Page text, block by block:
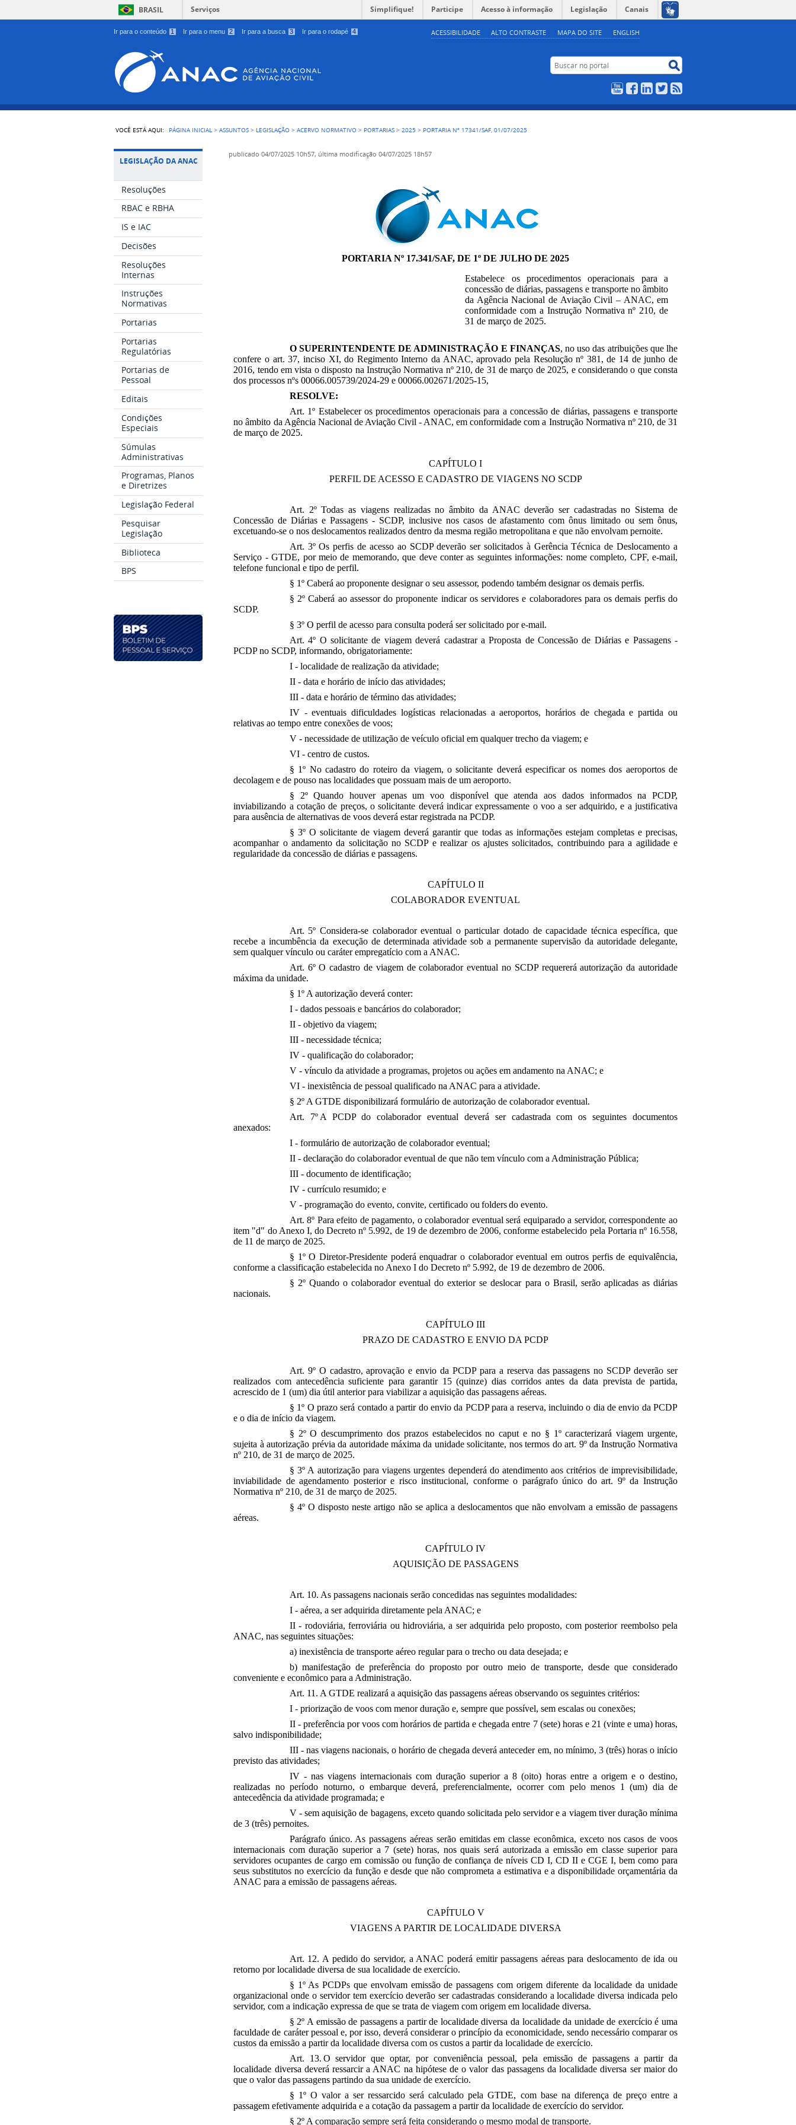
Ir para o conteúdo 1 Ir para o menu 2 Ir para a busca 3 Ir para o rodapé 4 ACESSIBILIDADE ALTO CONTRASTE MAPA DO SITE ENGLISH
BRASIL Serviços Simplifique! Participe Acesso à informação Legislação Canais
Buscar no portal
YouTubeFacebookLinkedIn
Twitter
VOCÊ ESTÁ AQUI: PÁGINA INICIAL >ASSUNTOS > LEGISLAÇÃO >ACERVO NORMATIVO > PORTARIAS >2025 > PORTARIA Nº 17341/SAF, 01/07/2025
LEGISLAÇÃO DA ANAC
Resoluções
RBAC e RBHA
IS e IAC
Decisões
Resoluções
Internas
Instruções
Normativas
Portarias
Portarias
Regulatórias
Portarias de
Pessoal
Editais
Condições
Especiais
Súmulas
Administrativas
Programas, Planos
e Diretrizes
Legislação Federal
Pesquisar
Legislação
Biblioteca
BPS
publicado 04/07/2025 10h57, última modificação 04/07/2025 18h57
PORTARIA Nº 17.341/SAF, DE 1º DE JULHO DE 2025
Estabelece os procedimentos operacionais para a
concessão de diárias, passagens e transporte no âmbito
da Agência Nacional de Aviação Civil – ANAC, em
conformidade com a Instrução Normativa nº 210, de
31 de março de 2025.
O SUPERINTENDENTE DE ADMINISTRAÇÃO E FINANÇAS, no uso das atribuições que lhe
confere o art. 37, inciso XI, do Regimento Interno da ANAC, aprovado pela Resolução nº 381, de 14 de junho de
2016, tendo em vista o disposto na Instrução Normativa nº 210, de 31 de março de 2025, e considerando o que consta
dos processos nºs 00066.005739/2024-29 e 00066.002671/2025-15,
RESOLVE:
Art. 1º Estabelecer os procedimentos operacionais para a concessão de diárias, passagens e transporte
no âmbito da Agência Nacional de Aviação Civil - ANAC, em conformidade com a Instrução Normativa nº 210, de 31
de março de 2025.
CAPÍTULO I
PERFIL DE ACESSO E CADASTRO DE VIAGENS NO SCDP
Art. 2º Todas as viagens realizadas no âmbito da ANAC deverão ser cadastradas no Sistema de
Concessão de Diárias e Passagens - SCDP, inclusive nos casos de afastamento com ônus limitado ou sem ônus,
excetuando-se o nos deslocamentos realizados dentro da mesma região metropolitana e que não envolvam pernoite.
Art. 3º Os perfis de acesso ao SCDP deverão ser solicitados à Gerência Técnica de Deslocamento a
Serviço - GTDE, por meio de memorando, que deve conter as seguintes informações: nome completo, CPF, e-mail,
telefone funcional e tipo de perfil.
§ 1º Caberá ao proponente designar o seu assessor, podendo também designar os demais perfis.
§ 2º Caberá ao assessor do proponente indicar os servidores e colaboradores para os demais perfis do
SCDP.
§ 3º O perfil de acesso para consulta poderá ser solicitado por e-mail.
Art. 4º O solicitante de viagem deverá cadastrar a Proposta de Concessão de Diárias e Passagens -
PCDP no SCDP, informando, obrigatoriamente:
I - localidade de realização da atividade;
II - data e horário de início das atividades;
III - data e horário de término das atividades;
IV - eventuais dificuldades logísticas relacionadas a aeroportos, horários de chegada e partida ou
relativas ao tempo entre conexões de voos;
V - necessidade de utilização de veículo oficial em qualquer trecho da viagem; e
VI - centro de custos.
§ 1º No cadastro do roteiro da viagem, o solicitante deverá especificar os nomes dos aeroportos de
decolagem e de pouso nas localidades que possuam mais de um aeroporto.
§ 2º Quando houver apenas um voo disponível que atenda aos dados informados na PCDP,
inviabilizando a cotação de preços, o solicitante deverá indicar expressamente o voo a ser adquirido, e a justificativa
para ausência de alternativas de voos deverá estar registrada na PCDP.
§ 3º O solicitante de viagem deverá garantir que todas as informações estejam completas e precisas,
acompanhar o andamento da solicitação no SCDP e realizar os ajustes solicitados, contribuindo para a agilidade e
regularidade da concessão de diárias e passagens.
CAPÍTULO II
COLABORADOR EVENTUAL
Art. 5º Considera-se colaborador eventual o particular dotado de capacidade técnica específica, que
recebe a incumbência da execução de determinada atividade sob a permanente supervisão da autoridade delegante,
sem qualquer vínculo ou caráter empregatício com a ANAC.
Art. 6º O cadastro de viagem de colaborador eventual no SCDP requererá autorização da autoridade
máxima da unidade.
§ 1º A autorização deverá conter:
I - dados pessoais e bancários do colaborador;
II - objetivo da viagem;
III - necessidade técnica;
IV - qualificação do colaborador;
V - vínculo da atividade a programas, projetos ou ações em andamento na ANAC; e
VI - inexistência de pessoal qualificado na ANAC para a atividade.
§ 2º A GTDE disponibilizará formulário de autorização de colaborador eventual.
Art. 7º A PCDP do colaborador eventual deverá ser cadastrada com os seguintes documentos
anexados:
I - formulário de autorização de colaborador eventual;
II - declaração do colaborador eventual de que não tem vínculo com a Administração Pública;
III - documento de identificação;
IV - currículo resumido; e
V - programação do evento, convite, certificado ou folders do evento.
Art. 8º Para efeito de pagamento, o colaborador eventual será equiparado a servidor, correspondente ao
item "d" do Anexo I, do Decreto nº 5.992, de 19 de dezembro de 2006, conforme estabelecido pela Portaria nº 16.558,
de 11 de março de 2025.
§ 1º O Diretor-Presidente poderá enquadrar o colaborador eventual em outros perfis de equivalência,
conforme a classificação estabelecida no Anexo I do Decreto nº 5.992, de 19 de dezembro de 2006.
§ 2º Quando o colaborador eventual do exterior se deslocar para o Brasil, serão aplicadas as diárias
nacionais.
CAPÍTULO III
PRAZO DE CADASTRO E ENVIO DA PCDP
Art. 9º O cadastro, aprovação e envio da PCDP para a reserva das passagens no SCDP deverão ser
realizados com antecedência suficiente para garantir 15 (quinze) dias corridos antes da data prevista de partida,
acrescido de 1 (um) dia útil anterior para viabilizar a aquisição das passagens aéreas.
§ 1º O prazo será contado a partir do envio da PCDP para a reserva, incluindo o dia de envio da PCDP
e o dia de início da viagem.
§ 2º O descumprimento dos prazos estabelecidos no caput e no § 1º caracterizará viagem urgente,
sujeita à autorização prévia da autoridade máxima da unidade solicitante, nos termos do art. 9º da Instrução Normativa
nº 210, de 31 de março de 2025.
§ 3º A autorização para viagens urgentes dependerá do atendimento aos critérios de imprevisibilidade,
inviabilidade de agendamento posterior e risco institucional, conforme o parágrafo único do art. 9º da Instrução
Normativa nº 210, de 31 de março de 2025.
§ 4º O disposto neste artigo não se aplica a deslocamentos que não envolvam a emissão de passagens
aéreas.
CAPÍTULO IV
AQUISIÇÃO DE PASSAGENS
Art. 10. As passagens nacionais serão concedidas nas seguintes modalidades:
I - aérea, a ser adquirida diretamente pela ANAC; e
II - rodoviária, ferroviária ou hidroviária, a ser adquirida pelo proposto, com posterior reembolso pela
ANAC, nas seguintes situações:
a) inexistência de transporte aéreo regular para o trecho ou data desejada; e
b) manifestação de preferência do proposto por outro meio de transporte, desde que considerado
conveniente e econômico para a Administração.
Art. 11. A GTDE realizará a aquisição das passagens aéreas observando os seguintes critérios:
I - priorização de voos com menor duração e, sempre que possível, sem escalas ou conexões;
II - preferência por voos com horários de partida e chegada entre 7 (sete) horas e 21 (vinte e uma) horas,
salvo indisponibilidade;
III - nas viagens nacionais, o horário de chegada deverá anteceder em, no mínimo, 3 (três) horas o início
previsto das atividades;
IV - nas viagens internacionais com duração superior a 8 (oito) horas entre a origem e o destino,
realizadas no período noturno, o embarque deverá, preferencialmente, ocorrer com pelo menos 1 (um) dia de
antecedência da atividade programada; e
V - sem aquisição de bagagens, exceto quando solicitada pelo servidor e a viagem tiver duração mínima
de 3 (três) pernoites.
Parágrafo único. As passagens aéreas serão emitidas em classe econômica, exceto nos casos de voos
internacionais com duração superior a 7 (sete) horas, nos quais será autorizada a emissão em classe superior para
servidores ocupantes de cargo em comissão ou função de confiança de níveis CD I, CD II e CGE I, bem como para
seus substitutos no exercício da função e desde que não comprometa a estimativa e a disponibilidade orçamentária da
ANAC para a emissão de passagens aéreas.
CAPÍTULO V
VIAGENS A PARTIR DE LOCALIDADE DIVERSA
Art. 12. A pedido do servidor, a ANAC poderá emitir passagens aéreas para deslocamento de ida ou
retorno por localidade diversa de sua localidade de exercício.
§ 1º As PCDPs que envolvam emissão de passagens com origem diferente da localidade da unidade
organizacional onde o servidor tem exercício deverão ser cadastradas considerando a localidade diversa indicada pelo
servidor, com a indicação expressa de que se trata de viagem com origem em localidade diversa.
§ 2º A emissão de passagens a partir de localidade diversa da localidade da unidade de exercício é uma
faculdade de caráter pessoal e, por isso, deverá considerar o princípio da economicidade, sendo necessário comparar os
custos da emissão a partir da localidade diversa com os custos a partir da localidade de exercício.
Art. 13. O servidor que optar, por conveniência pessoal, pela emissão de passagens a partir da
localidade diversa deverá ressarcir a ANAC na hipótese de o valor das passagens da localidade diversa ser maior do
que o valor das passagens partindo da sua unidade de exercício.
§ 1º O valor a ser ressarcido será calculado pela GTDE, com base na diferença de preço entre a
passagem efetivamente adquirida e a cotação da passagem a partir da localidade de exercício do servidor.
§ 2º A comparação sempre será feita considerando o mesmo modal de transporte.